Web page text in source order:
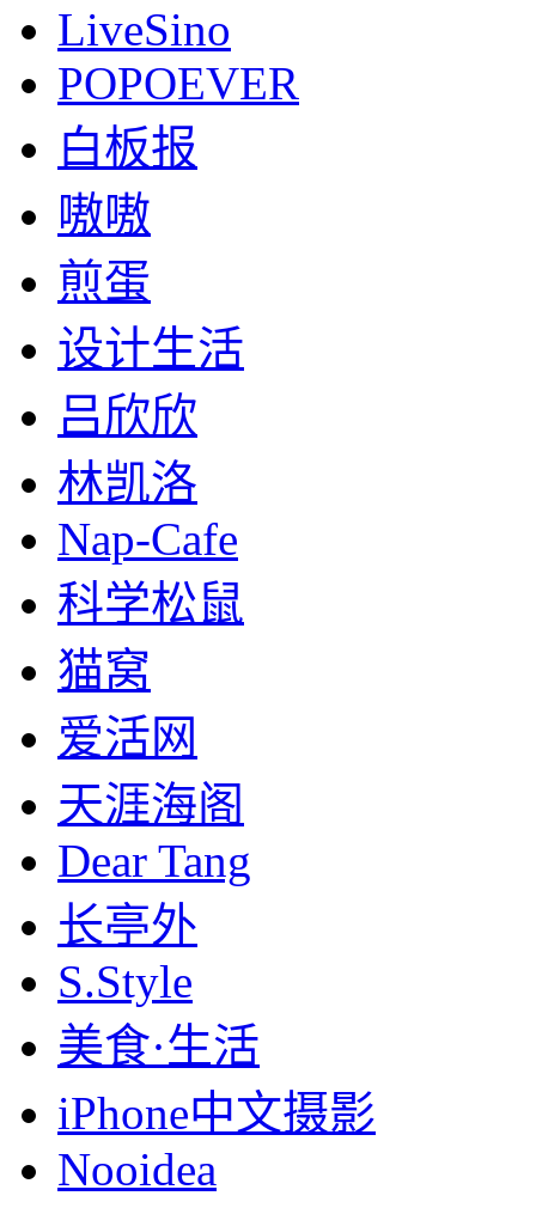
LiveSino
POPOEVER
白板报
嗷嗷
煎蛋
设计生活
吕欣欣
林凯洛
Nap-Cafe
科学松鼠
猫窝
爱活网
天涯海阁
Dear Tang
长亭外
S.Style
美食·生活
iPhone中文摄影
Nooidea